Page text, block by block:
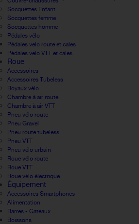
Socquettes Enfant
Socquettes femme
Socquettes homme
Pédales vélo
Pédales velo route et cales
Pédales velo VTT et cales
Roue
Accessoires
Accessoires Tubeless
Boyaux vélo
Chambre à air route
Chambre à air VTT
Pneu vélo route
Pneu Gravel
Pneu route tubeless
Pneu VTT
Pneu vélo urbain
Roue vélo route
Roue VTT
Roue vélo électrique
Équipement
Accessoires Smartphones
Alimentation
Barres - Gateaux
Boissons